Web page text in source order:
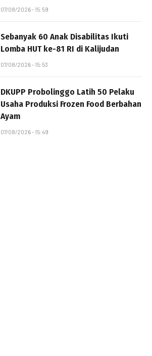
07/08/2026 - 15:59
Sebanyak 60 Anak Disabilitas Ikuti
Lomba HUT ke-81 RI di Kalijudan
07/08/2026 - 15:53
DKUPP Probolinggo Latih 50 Pelaku
Usaha Produksi Frozen Food Berbahan
Ayam
07/08/2026 - 15:49